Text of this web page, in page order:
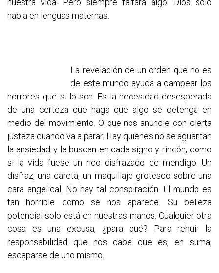
habla en lenguas maternas.
La revelación de un orden que no es
de este mundo ayuda a campear los
horrores que sí lo son. Es la necesidad desesperada
de una certeza que haga que algo se detenga en
medio del movimiento. O que nos anuncie con cierta
justeza cuando va a parar. Hay quienes no se aguantan
la ansiedad y la buscan en cada signo y rincón, como
si la vida fuese un rico disfrazado de mendigo. Un
disfraz, una careta, un maquillaje grotesco sobre una
cara angelical. No hay tal conspiración. El mundo es
tan horrible como se nos aparece. Su belleza
potencial solo está en nuestras manos. Cualquier otra
cosa es una excusa, ¿para qué? Para rehuir la
responsabilidad que nos cabe que es, en suma,
escaparse de uno mismo.